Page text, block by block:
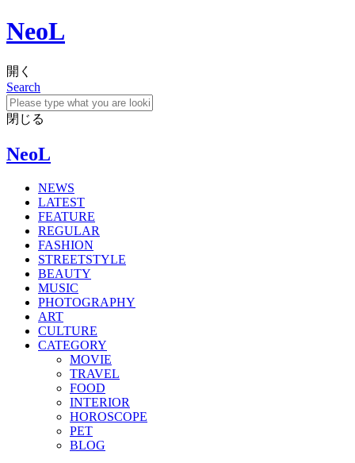
NeoL
開く
Search
閉じる
NeoL
NEWS
LATEST
FEATURE
REGULAR
FASHION
STREETSTYLE
BEAUTY
MUSIC
PHOTOGRAPHY
ART
CULTURE
CATEGORY
MOVIE
TRAVEL
FOOD
INTERIOR
HOROSCOPE
PET
BLOG